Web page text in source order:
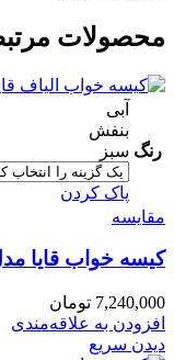
محصولات
رنگ
آبی
بنفش
سبز
پاک کردن
مقایسه
کیسه خواب قایا مدل
7,240,000 تومان
افزودن به علاقه‌مندی
دیدن سریع